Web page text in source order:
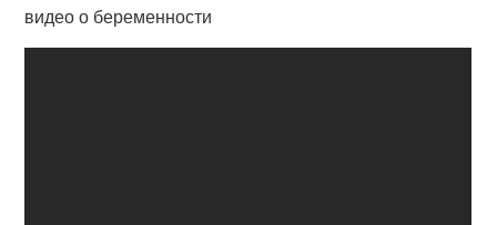
видео о беременности